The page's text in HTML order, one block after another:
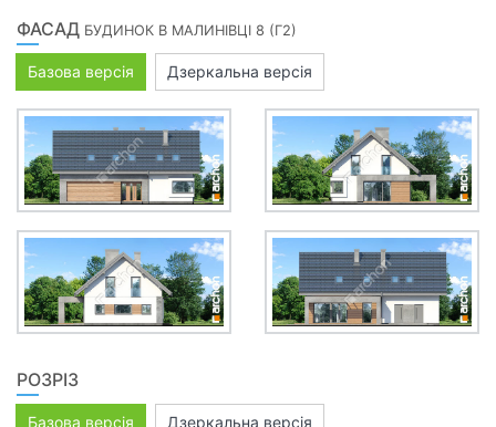
ФАСАД БУДИНОК В МАЛИНІВЦІ 8 (Г2)
Базова версія Дзеркальна версія
РОЗРІЗ
Базова версія Дзеркальна версія